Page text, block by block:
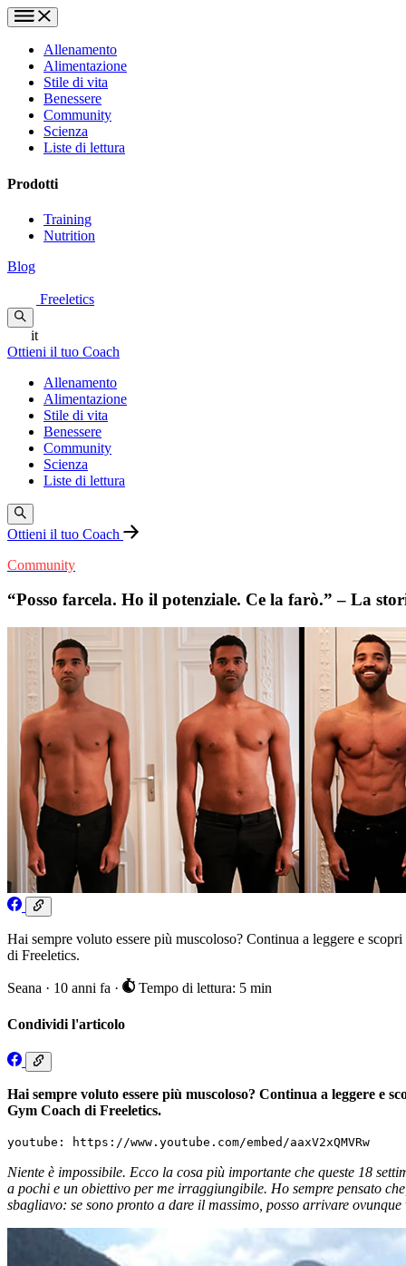
Allenamento
Alimentazione
Stile di vita
Benessere
Community
Scienza
Liste di lettura
Prodotti
Training
Nutrition
Blog
Freeletics
it
Ottieni il tuo Coach
Allenamento
Alimentazione
Stile di vita
Benessere
Community
Scienza
Liste di lettura
Ottieni il tuo Coach
Community
“Posso farcela. Ho il potenziale. Ce la farò.” – La
Hai sempre voluto essere più muscoloso? Continua a leggere e
di Freeletics.
Seana · 10 anni fa · Tempo di lettura: 5 min
Condividi l'articolo
Hai sempre voluto essere più muscoloso? Continua a leggere e
Gym Coach di Freeletics.
youtube: https://www.youtube.com/embed/aaxV2xQMVRw
Niente è impossibile. Ecco la cosa più importante che queste 18
a pochi e un obiettivo per me irraggiungibile. Ho sempre pensato
sbagliavo: se sono pronto a dare il massimo, posso arrivare ovunque